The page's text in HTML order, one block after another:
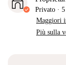
Privato ·
Maggiori
Più sulla